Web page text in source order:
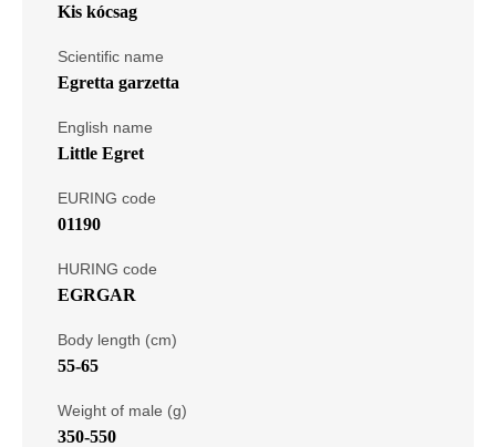
Kis kócsag
Scientific name
Egretta garzetta
English name
Little Egret
EURING code
01190
HURING code
EGRGAR
Body length (cm)
55-65
Weight of male (g)
350-550